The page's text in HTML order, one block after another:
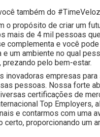
também do
o propósito de criar um
mais de 4 mil pessoas
e você pode
um ambiente no qual
pelo bem-estar.
empresas para
pessoas. Nossa forte
certificações de
Top Employers,
e contarmos com uma
proporcionando um